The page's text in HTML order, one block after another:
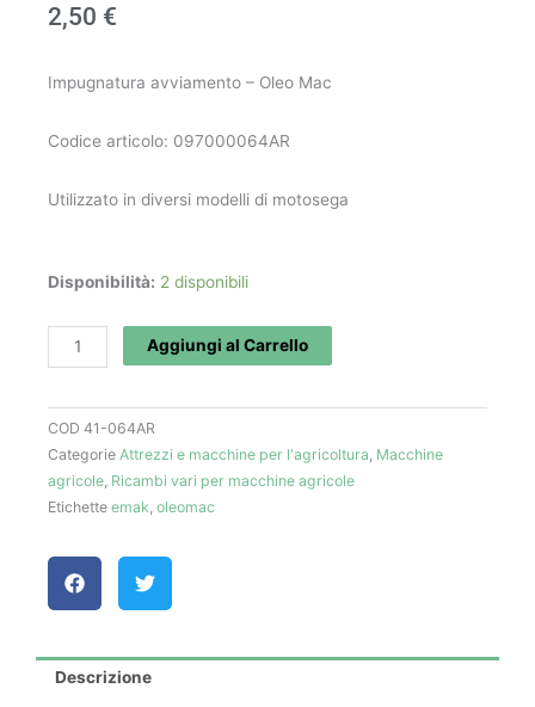
2,50 €
Impugnatura avviamento – Oleo Mac
Codice articolo: 097000064AR
Utilizzato in diversi modelli di motosega
Disponibilità: 2 disponibili
Impugnatura
097000064AR
Oleo
Mac
quantità
Aggiungi al Carrello
COD 41-064AR
Categorie Attrezzi e macchine per l'agricoltura, Macchine
agricole, Ricambi vari per macchine agricole
Etichette emak, oleomac
Descrizione